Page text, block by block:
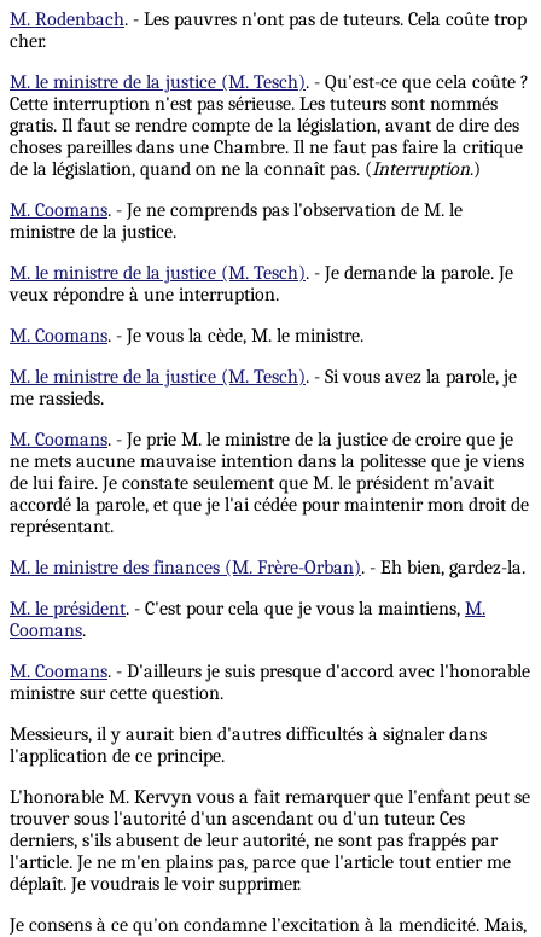
M. Rodenbach. - Les pauvres n'ont pas de tuteurs. Cela coûte trop
cher.
M. le ministre de la justice (M. Tesch). - Qu'est-ce que cela coûte ?
Cette interruption n'est pas sérieuse. Les tuteurs sont nommés
gratis. Il faut se rendre compte de la législation, avant de dire des
choses pareilles dans une Chambre. Il ne faut pas faire la critique
de la législation, quand on ne la connaît pas. (Interruption.)
M. Coomans. - Je ne comprends pas l'observation de M. le
ministre de la justice.
M. le ministre de la justice (M. Tesch). - Je demande la parole. Je
veux répondre à une interruption.
M. Coomans. - Je vous la cède, M. le ministre.
M. le ministre de la justice (M. Tesch). - Si vous avez la parole, je
me rassieds.
M. Coomans. - Je prie M. le ministre de la justice de croire que je
ne mets aucune mauvaise intention dans la politesse que je viens
de lui faire. Je constate seulement que M. le président m'avait
accordé la parole, et que je l'ai cédée pour maintenir mon droit de
représentant.
M. le ministre des finances (M. Frère-Orban). - Eh bien, gardez-la.
M. le président. - C'est pour cela que je vous la maintiens, M.
Coomans.
M. Coomans. - D'ailleurs je suis presque d'accord avec l'honorable
ministre sur cette question.
Messieurs, il y aurait bien d'autres difficultés à signaler dans
l'application de ce principe.
L'honorable M. Kervyn vous a fait remarquer que l'enfant peut se
trouver sous l'autorité d'un ascendant ou d'un tuteur. Ces
derniers, s'ils abusent de leur autorité, ne sont pas frappés par
l'article. Je ne m'en plains pas, parce que l'article tout entier me
déplaît. Je voudrais le voir supprimer.
Je consens à ce qu'on condamne l'excitation à la mendicité. Mais,